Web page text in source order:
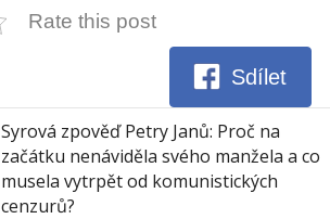
Rate this post
Sdílet
Syrová zpověď Petry Janů: Proč na
začátku nenáviděla svého manžela a co
musela vytrpět od komunistických
cenzurů?